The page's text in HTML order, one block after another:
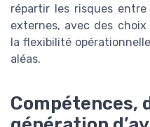
répartir les risques
externes, avec des
la flexibilité
aléas.
Compétences,